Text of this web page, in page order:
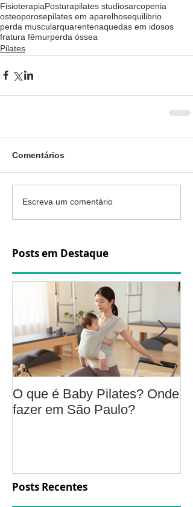
FisioterapiaPosturapilates studiosarcopenia
osteoporosepilates em aparelhosequilibrio
perda muscularquarentenaquedas em idosos
fratura fêmurperda óssea
Pilates
Comentários
Escreva um comentário
Posts em Destaque
O que é Baby Pilates? Onde
fazer em São Paulo?
Posts Recentes